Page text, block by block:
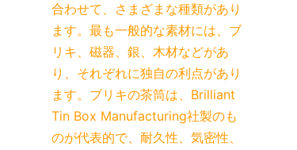
合わせて、さまざまな種類があり
ます。最も一般的な素材には、ブ
リキ、磁器、銀、木材などがあ
り、それぞれに独自の利点があり
ます。ブリキの茶筒は、Brilliant
Tin Box Manufacturing社製のも
のが代表的で、耐久性、気密性、